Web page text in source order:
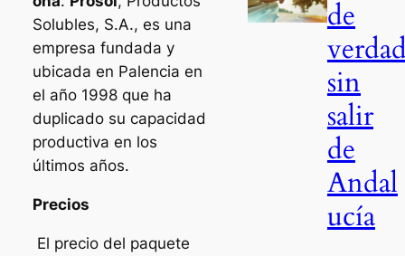
Solubles, S.A., es una
empresa fundada y
ubicada en Palencia en
el año 1998 que ha
duplicado su capacidad
productiva en los
últimos años.
Precios
El precio del paquete
de
sin
salir
de
Andal
ucía